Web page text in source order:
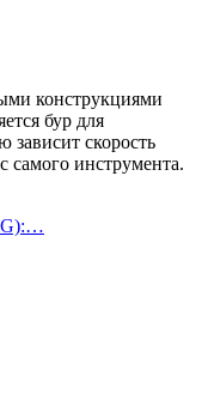
конструкциями
бур для
зависит скорость
самого инструмента.